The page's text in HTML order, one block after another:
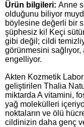
Ürün bilgileri: Anne
olduğunu biliyor
böylesine değerli bir
şüphesiz ki! Keçi
gibi değil; cildi
görünmesini
engelliyor.
Akten Kozmetik
geliştirilen Thalia
miktarda A vitamini,
yağ molekülleri
noktaların ve ölü
cildinizin daha genç